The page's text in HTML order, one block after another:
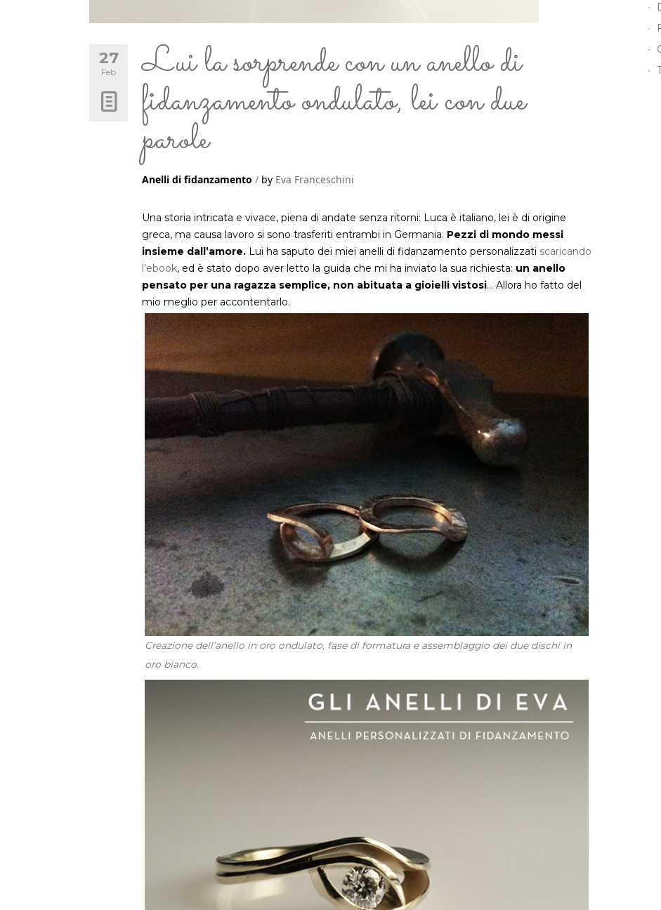
27
Feb Lui la sorprende con un anello di
fidanzamento ondulato, lei con due
parole
Anelli di fidanzamento by Eva Franceschini
Una storia intricata e vivace, piena di andate senza ritorni: Luca è italiano, lei è di origine
greca, ma causa lavoro si sono trasferiti entrambi in Germania. Pezzi di mondo messi
insieme dall’amore. Lui ha saputo dei miei anelli di fidanzamento personalizzati scaricando
l’ebook, ed è stato dopo aver letto la guida che mi ha inviato la sua richiesta: un anello
pensato per una ragazza semplice, non abituata a gioielli vistosi… Allora ho fatto del
mio meglio per accontentarlo.
Creazione dell’anello in oro ondulato, fase di formatura e assemblaggio dei due dischi in
oro bianco.